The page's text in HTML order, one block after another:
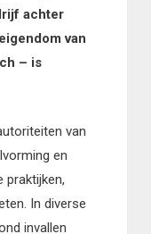
achter
van
– is
van
en
praktijken,
In diverse
invallen